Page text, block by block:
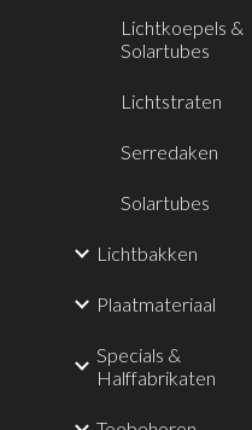
Lichtkoepels &
Solartubes
Lichtstraten
Serredaken
Solartubes
Lichtbakken
Plaatmateriaal
Specials &
Halffabrikaten